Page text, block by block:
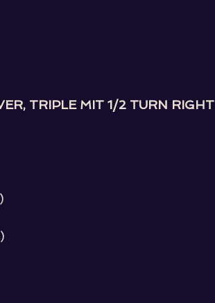
TRIPLE MIT 1/2 TURN RIGHT